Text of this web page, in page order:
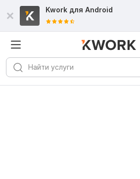
Kwork для Android